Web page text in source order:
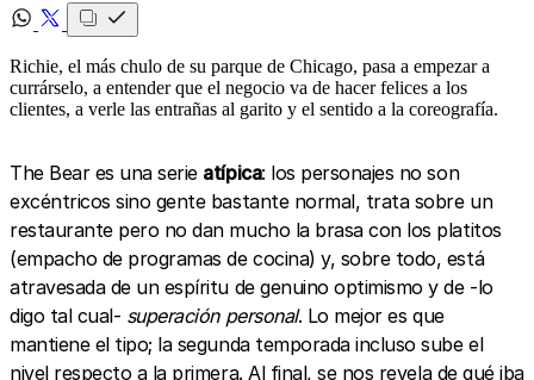
Richie, el más chulo de su parque de Chicago, pasa a empezar a
currárselo, a entender que el negocio va de hacer felices a los
clientes, a verle las entrañas al garito y el sentido a la coreografía.
The Bear es una serie atípica: los personajes no son
excéntricos sino gente bastante normal, trata sobre un
restaurante pero no dan mucho la brasa con los platitos
(empacho de programas de cocina) y, sobre todo, está
atravesada de un espíritu de genuino optimismo y de -lo
digo tal cual- superación personal. Lo mejor es que
mantiene el tipo; la segunda temporada incluso sube el
nivel respecto a la primera. Al final, se nos revela de qué iba